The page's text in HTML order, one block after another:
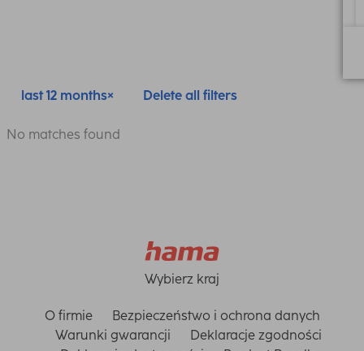
last 12 months Delete all filters
No matches found
Wybierz kraj
O firmie
Bezpieczeństwo i ochrona danych
Warunki gwarancji
Deklaracje zgodności